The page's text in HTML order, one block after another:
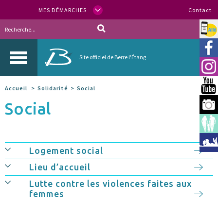
MES DÉMARCHES Contact
Site officiel de Berre l'Étang
Allo
Accueil Solidarité Social
Social
Logement social
Lieu d’accueil
Lutte contre les violences faites aux
femmes